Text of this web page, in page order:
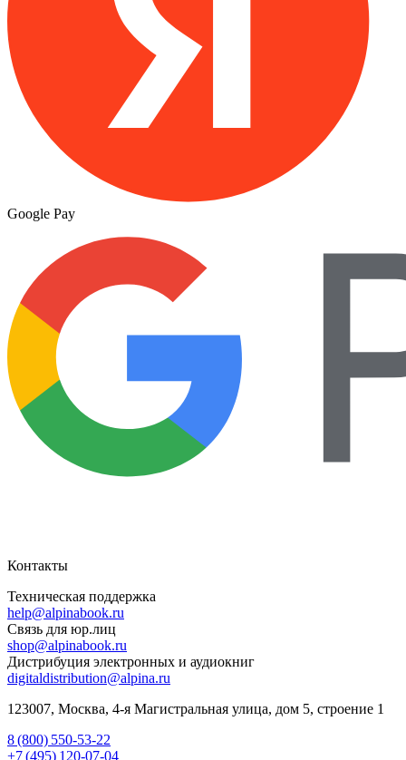
Google Pay
Контакты
Техническая поддержка
help@alpinabook.ru
Связь для юр.лиц
shop@alpinabook.ru
Дистрибуция электронных и аудиокниг
digitaldistribution@alpina.ru
123007, Москва, 4-я Магистральная улица, дом 5, строение 1
8 (800) 550-53-22
+7 (495) 120-07-04